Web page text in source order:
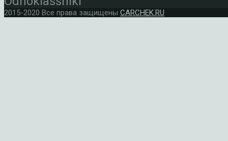
2015-2020 Все права защищены CARCHEK.RU